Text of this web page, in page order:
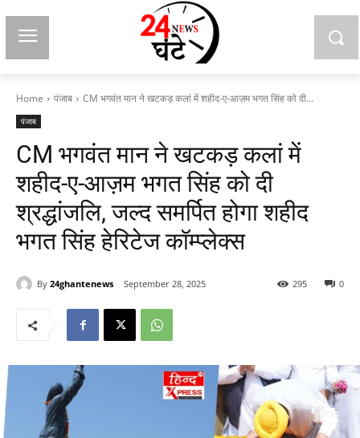
Home पंजाब CM भगवंत मान ने खटकड़ कलां में शहीद-ए-आज़म भगत सिंह को दी...
पंजाब
CM भगवंत मान ने खटकड़ कलां में
शहीद-ए-आज़म भगत सिंह को दी
श्रद्धांजलि, जल्द समर्पित होगा शहीद
भगत सिंह हेरिटेज कॉम्प्लेक्स
By 24ghantenews September 28, 2025 0
295